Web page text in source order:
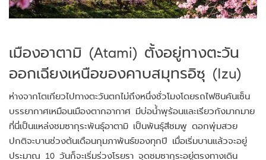
เมืองอาตามิ (Atami) ตั้งอยู่ทางตะวัน
ออกเฉียงเหนือของคาบสมุทรอิซุ (Izu)
ห่างจากโตเกียวไปทางตะวันตกไม่ถึงหนึ่งชั่วโมงโดยรถไฟชินคันเซ็น
บรรยากาศเหมือนเมืองตากอากาศ มีบ่อน้ำพุร้อนและเรียวกังมากมาย
ที่นี่เป็นแหล่งชมซากุระพันธุ์อาตามิ เป็นพันธุ์สีชมพู ดอกพุ่มสวย
ปกติจะบานช่วงต้นเดือนกุมภาพันธ์ของทุกปี เมื่อเริ่มบานแล้วจะอยู่
ประมาณ 10 วันก็จะเริ่มร่วงโรยรา จุดชมซากุระอยู่ตรงทางเดิน